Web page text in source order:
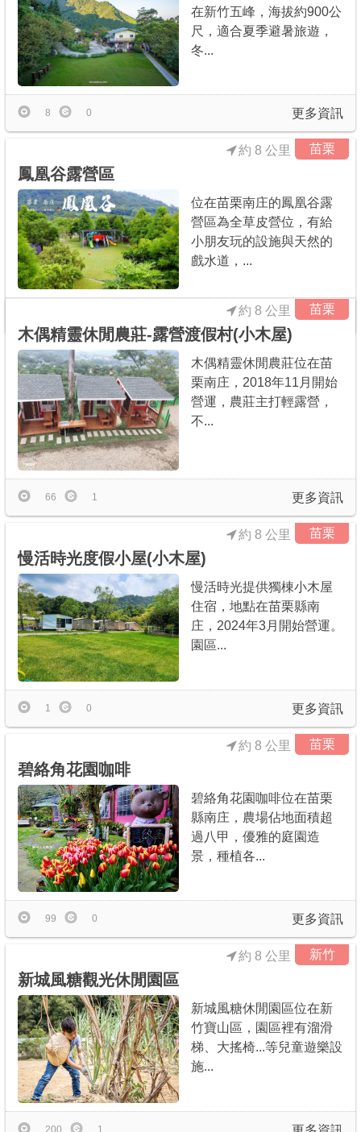
在新竹五峰，海拔約900公
尺，適合夏季避暑旅遊，
冬...
更多資訊
8 0
苗栗
鳳凰谷露營區
約 8 公里
位在苗栗南庄的鳳凰谷露
營區為全草皮營位，有給
小朋友玩的設施與天然的
戲水道，...
更多資訊
苗栗
木偶精靈休閒農莊-露營渡假村(小木屋)
約 8 公里
木偶精靈休閒農莊位在苗
栗南庄，2018年11月開始
營運，農莊主打輕露營，
不...
更多資訊
66 1
苗栗
慢活時光度假小屋(小木屋)
約 8 公里
慢活時光提供獨棟小木屋
住宿，地點在苗栗縣南
庄，2024年3月開始營運。
園區...
更多資訊
1 0
苗栗
碧絡角花園咖啡
約 8 公里
碧絡角花園咖啡位在苗栗
縣南庄，農場佔地面積超
過八甲，優雅的庭園造
景，種植各...
更多資訊
99 0
新竹
新城風糖觀光休閒園區
約 8 公里
新城風糖休閒園區位在新
竹寶山區，園區裡有溜滑
梯、大搖椅...等兒童遊樂設
施...
200 1